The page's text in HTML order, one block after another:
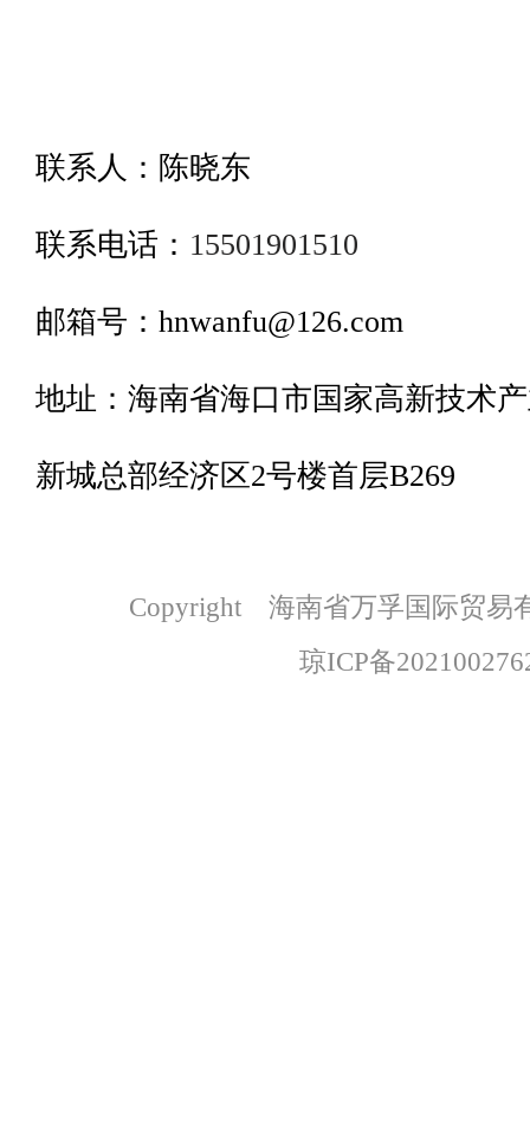
联系人：陈晓东
联系电话： 15501901510
邮箱号：hnwanfu@126.com
地址：海南省海口市国家高新技术
新城总部经济区2号楼首层B269
Copyright 海南省万孚国际贸
琼ICP备